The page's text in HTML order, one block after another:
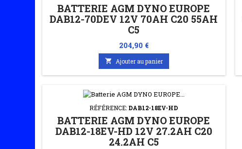
BATTERIE AGM DYNO EUROPE
DAB12-70DEV 12V 70AH C20 55AH
C5
Prix
204,90 €
 Ajouter au panier
RÉFÉRENCE: DAB12-18EV-HD
BATTERIE AGM DYNO EUROPE
DAB12-18EV-HD 12V 27.2AH C20
24.2AH C5